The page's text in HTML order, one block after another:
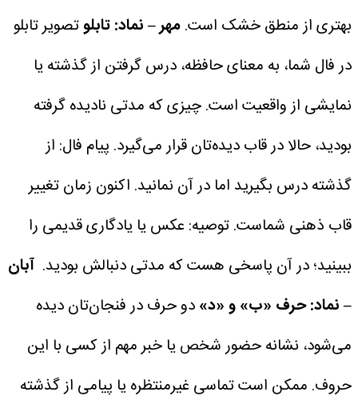
بهتری از منطق خشک است.مهر – نماد: تابلوتصویر تابلو
در فال شما، به معنای حافظه، درس گرفتن از گذشته یا
نمایشی از واقعیت است.چیزی که مدتی نادیده گرفته
بودید، حالا در قاب دیده‌تان قرار می‌گیرد. پیام فال: از
گذشته درس بگیرید اما در آن نمانید. اکنون زمان تغییر
قاب ذهنی شماست.توصیه: عکس یا یادگاری قدیمی را
ببینید؛ در آن پاسخی هست که مدتی دنبالش بودید. آبان
– نماد: حرف «ب» و «د»دو حرف در فنجان‌تان دیده
می‌شود، نشانه حضور شخص یا خبر مهم از کسی با این
حروف. ممکن است تماسی غیرمنتظره یا پیامی از گذشته